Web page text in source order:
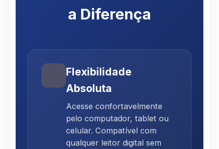
a Diferença
Flexibilidade
Absoluta
Acesse confortavelmente
pelo computador, tablet ou
celular. Compatível com
qualquer leitor digital sem